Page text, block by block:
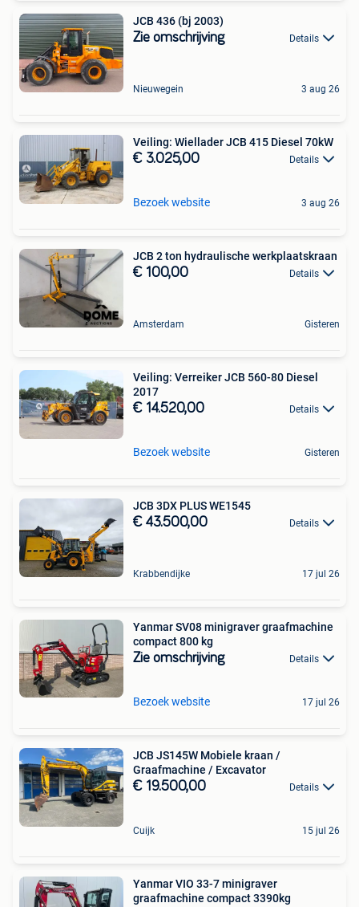
JCB 436 (bj 2003)
Zie omschrijving Details
Nieuwegein 3 aug 26
Veiling: Wiellader JCB 415 Diesel 70kW
€ 3.025,00 Details
Bezoek website 3 aug 26
JCB 2 ton hydraulische werkplaatskraan
€ 100,00 Details
Amsterdam Gisteren
Veiling: Verreiker JCB 560-80 Diesel
2017
€ 14.520,00 Details
Bezoek website Gisteren
JCB 3DX PLUS WE1545
€ 43.500,00 Details
Krabbendijke 17 jul 26
Yanmar SV08 minigraver graafmachine
compact 800 kg
Zie omschrijving Details
Bezoek website 17 jul 26
JCB JS145W Mobiele kraan /
Graafmachine / Excavator
€ 19.500,00 Details
Cuijk 15 jul 26
Yanmar VIO 33-7 minigraver
graafmachine compact 3390kg